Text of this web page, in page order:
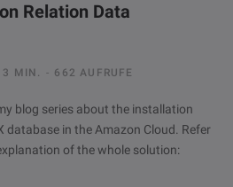
Relation Data
3 MIN. 662 AUFRUFE
blog series about the installation
database in the Amazon Cloud. Refer
of the whole solution: